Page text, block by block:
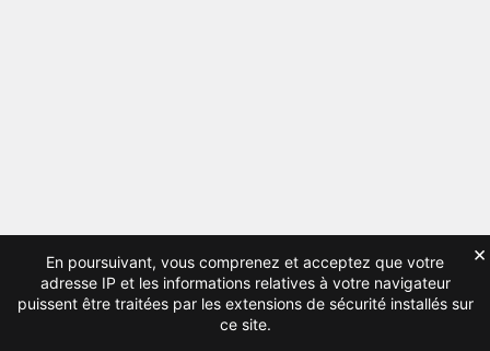
En poursuivant, vous comprenez et acceptez que votre
adresse IP et les informations relatives à votre navigateur
puissent être traitées par les extensions de sécurité installés sur
ce site.
×